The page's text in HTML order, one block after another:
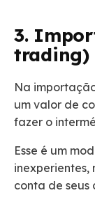
3.
trading)
Na
um valor de
fazer o
Esse é um
inexperientes,
conta de seus